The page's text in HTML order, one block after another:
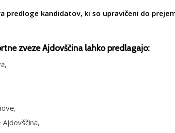
predloge kandidatov, ki so upravičeni do
zveze Ajdovščina lahko predlagajo: